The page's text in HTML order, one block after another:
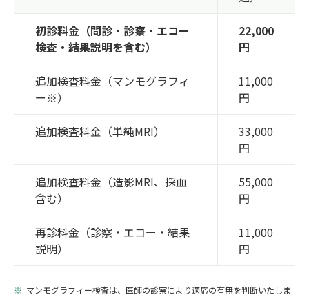
初診料金（問診・診察・エコー
検査・結果説明を含む）
22,000
円
追加検査料金（マンモグラフィ
ー※）
11,000
円
追加検査料金（単純MRI）
33,000
円
追加検査料金（造影MRI、採血
含む）
55,000
円
再診料金（診察・エコー・結果
説明）
11,000
円
マンモグラフィー検査は、医師の診察により適応の有無を判断いたしま